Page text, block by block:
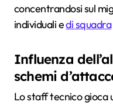
concentrandosi sul
individuali edi squadra
Influenza
schemi
Lo staff tecnico gioca